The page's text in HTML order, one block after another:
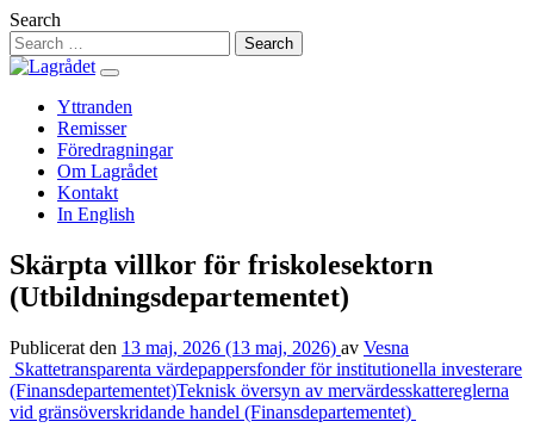
Hoppa
till
innehåll
Search
Yttranden
Remisser
Föredragningar
Om Lagrådet
Kontakt
In English
Skärpta villkor för friskolesektorn
(Utbildningsdepartementet)
Publicerat den 13 maj, 2026 (13 maj, 2026) av Vesna
Inläggsnavigering
Skattetransparenta värdepappersfonder för institutionella investerare
(Finansdepartementet)Teknisk översyn av mervärdesskattereglerna
vid gränsöverskridande handel (Finansdepartementet)